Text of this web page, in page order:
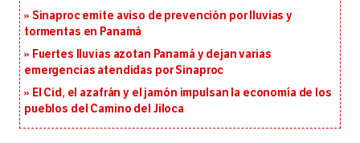
Sinaproc emite aviso de prevención por lluvias y
tormentas en Panamá
Fuertes lluvias azotan Panamá y dejan varias
emergencias atendidas por Sinaproc
El Cid, el azafrán y el jamón impulsan la economía de los
pueblos del Camino del Jiloca